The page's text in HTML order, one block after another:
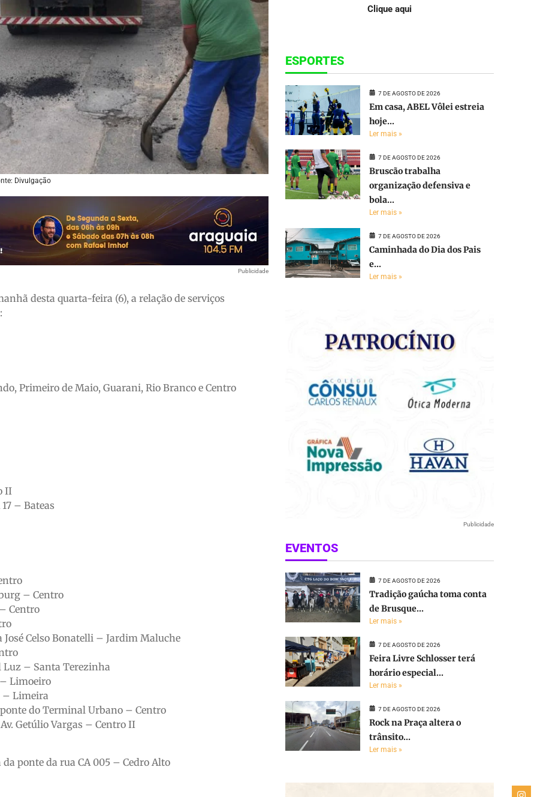
Divulgação
Publicidade
desta quarta-feira (6), a relação de serviços
Primeiro de Maio, Guarani, Rio Branco e Centro
II
– Bateas
– Centro
Centro
Celso Bonatelli – Jardim Maluche
– Santa Terezinha
Limoeiro
– Limeira
do Terminal Urbano – Centro
Getúlio Vargas – Centro II
ponte da rua CA 005 – Cedro Alto
Clique aqui
ESPORTES
7 DE AGOSTO DE 2026
Em casa, ABEL Vôlei estreia
hoje...
Ler mais »
7 DE AGOSTO DE 2026
Bruscão trabalha
organização defensiva e
bola...
Ler mais »
7 DE AGOSTO DE 2026
Caminhada do Dia dos Pais
e...
Ler mais »
Publicidade
EVENTOS
7 DE AGOSTO DE 2026
Tradição gaúcha toma conta
de Brusque...
Ler mais »
7 DE AGOSTO DE 2026
Feira Livre Schlosser terá
horário especial...
Ler mais »
7 DE AGOSTO DE 2026
Rock na Praça altera o
trânsito...
Ler mais »